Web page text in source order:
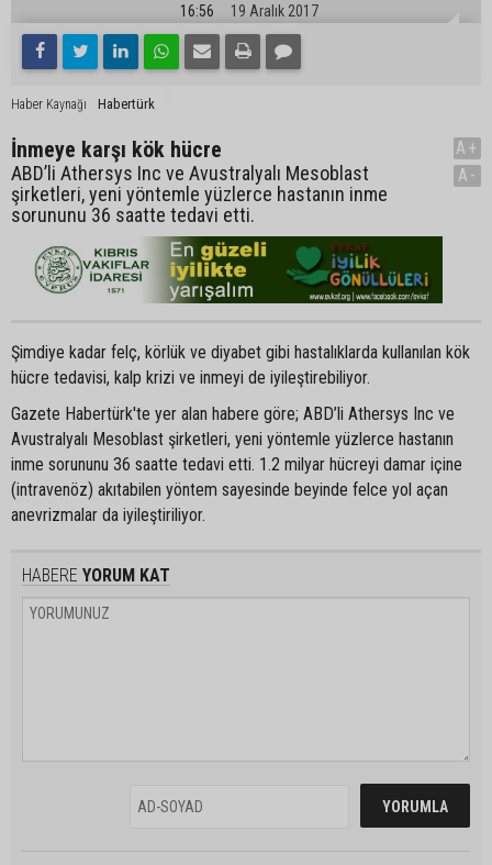
16:56 19 Aralık 2017
Haber Kaynağı Habertürk
İnmeye karşı kök hücre
ABD’li Athersys Inc ve Avustralyalı Mesoblast
şirketleri, yeni yöntemle yüzlerce hastanın inme
sorununu 36 saatte tedavi etti.
A+
A-
Şimdiye kadar felç, körlük ve diyabet gibi hastalıklarda kullanılan kök
hücre tedavisi, kalp krizi ve inmeyi de iyileştirebiliyor.
Gazete Habertürk'te yer alan habere göre; ABD’li Athersys Inc ve
Avustralyalı Mesoblast şirketleri, yeni yöntemle yüzlerce hastanın
inme sorununu 36 saatte tedavi etti. 1.2 milyar hücreyi damar içine
(intravenöz) akıtabilen yöntem sayesinde beyinde felce yol açan
anevrizmalar da iyileştiriliyor.
HABERE YORUM KAT